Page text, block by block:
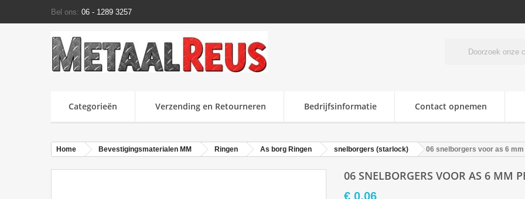
Bel ons: 06 - 1289 3257
Categorieën Verzending en Retourneren Bedrijfsinformatie Contact opnemen
Home Bevestigingsmaterialen MM Ringen As borg Ringen snelborgers (starlock) 06 snelborgers voor as 6
06 SNELBORGERS VOOR AS 6 MM
€ 0,06